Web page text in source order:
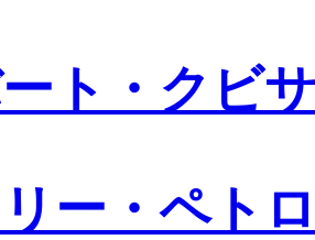
ト・クビ
ー・ペト